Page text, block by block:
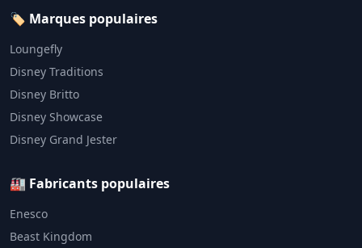
🏷️ Marques populaires
Loungefly
Disney Traditions
Disney Britto
Disney Showcase
Disney Grand Jester
🏭 Fabricants populaires
Enesco
Beast Kingdom